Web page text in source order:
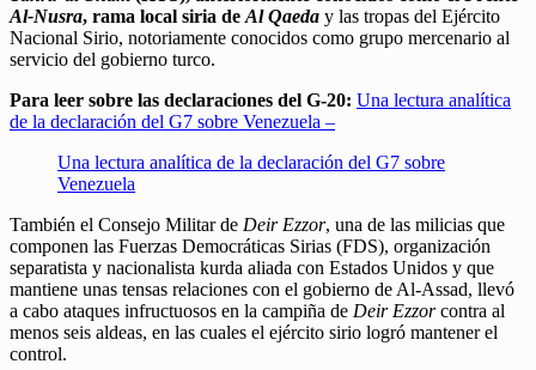
Al-Nusra, rama local siria de Al Qaeda y las tropas del Ejército
Nacional Sirio, notoriamente conocidos como grupo mercenario al
servicio del gobierno turco.
Para leer sobre las declaraciones del G-20: Una lectura analítica
de la declaración del G7 sobre Venezuela –
Una lectura analítica de la declaración del G7 sobre
Venezuela
También el Consejo Militar de Deir Ezzor, una de las milicias que
componen las Fuerzas Democráticas Sirias (FDS), organización
separatista y nacionalista kurda aliada con Estados Unidos y que
mantiene unas tensas relaciones con el gobierno de Al-Assad, llevó
a cabo ataques infructuosos en la campiña de Deir Ezzorcontra al
menos seis aldeas, en las cuales el ejército sirio logró mantener el
control.